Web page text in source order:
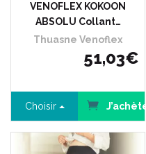
VENOFLEX KOKOON
ABSOLU Collant…
Thuasne Venoflex
51,03€
Choisir J’achète